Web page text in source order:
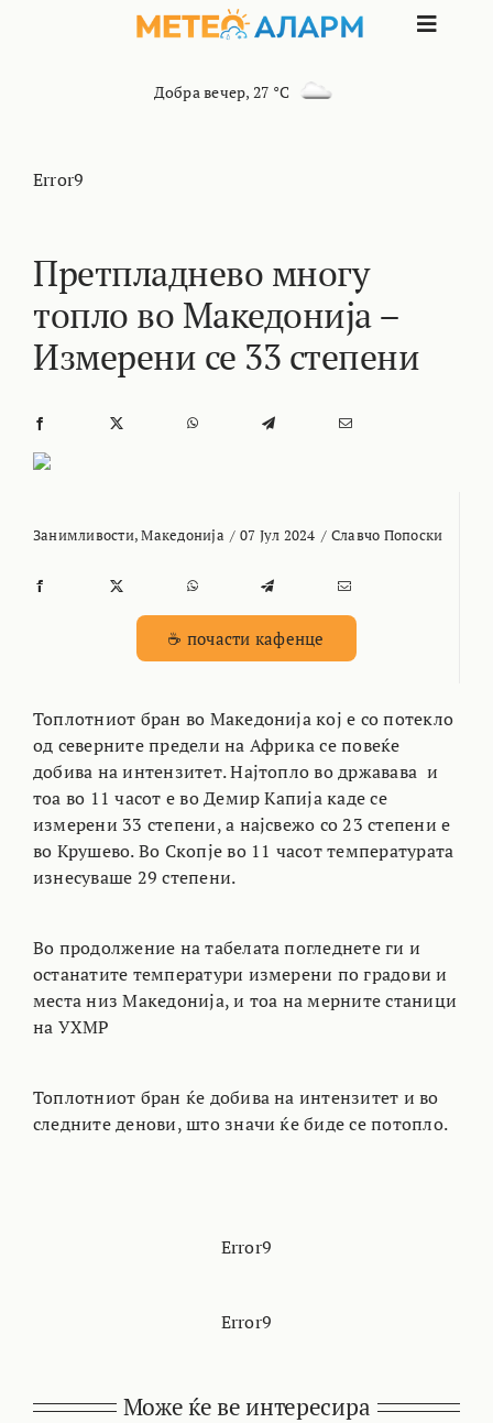
Toggle
КОНТАКТ
Добра вечер, 27 °C
Error9
Претпладнево многу
топло во Македонија –
Измерени се 33 степени
Занимливости,Македонија / 07 Јул 2024 / Славчо Попоски
☕ почасти кафенце
Топлотниот бран во Македонија кој е со потекло
од северните предели на Африка се повеќе
добива на интензитет. Најтопло во државава и
тоа во 11 часот е во Демир Капија каде се
измерени 33 степени, а најсвежо со 23 степени е
во Крушево. Во Скопје во 11 часот температурата
изнесуваше 29 степени.
Во продолжение на табелата погледнете ги и
останатите температури измерени по градови и
места низ Македонија, и тоа на мерните станици
на УХМР
Топлотниот бран ќе добива на интензитет и во
следните денови, што значи ќе биде се потопло.
Error9
Error9
Може ќе ве интересира